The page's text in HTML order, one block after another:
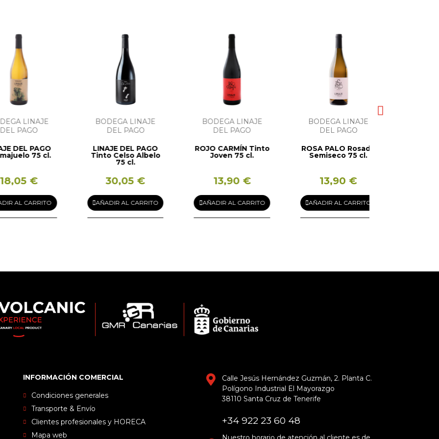
LINAJE
PAGO
DEL PAGO
75 cl.
€
AL CARRITO
BODEGA LINAJE
DEL PAGO
LINAJE DEL PAGO
Tinto Celso Albelo
75 cl.
30,05 €
AÑADIR AL CARRITO
BODEGA LINAJE
DEL PAGO
ROJO CARMÍN Tinto
Joven 75 cl.
13,90 €
AÑADIR AL CARRITO
BODEGA LINAJE
DEL PAGO
ROSA PALO Rosado
Semiseco 75 cl.
13,90 €
AÑADIR AL CARRITO
INFORMACIÓN COMERCIAL
Condiciones generales
Transporte & Envío
Clientes profesionales y HORECA
Mapa web
Calle Jesús Hernández Guzmán, 2. Planta C.
Polígono Industrial El Mayorazgo
38110 Santa Cruz de Tenerife
+34 922 23 60 48